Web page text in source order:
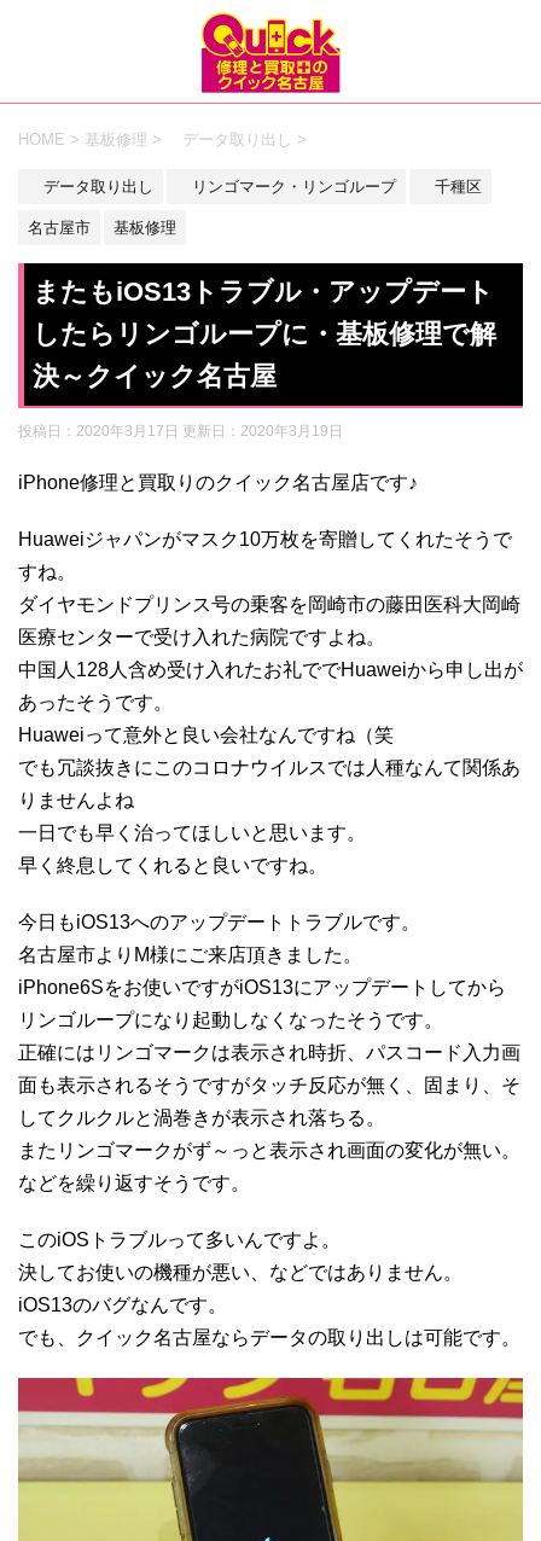
HOME > 基板修理 > データ取り出し >
データ取り出し リンゴマーク・リンゴループ 千種区
名古屋市 基板修理
またもiOS13トラブル・アップデート
したらリンゴループに・基板修理で解
決～クイック名古屋
投稿日：2020年3月17日 更新日： 2020年3月19日
iPhone修理と買取りのクイック名古屋店です♪
Huaweiジャパンがマスク10万枚を寄贈してくれたそうで
すね。
ダイヤモンドプリンス号の乗客を岡崎市の藤田医科大岡崎
医療センターで受け入れた病院ですよね。
中国人128人含め受け入れたお礼ででHuaweiから申し出が
あったそうです。
Huaweiって意外と良い会社なんですね（笑
でも冗談抜きにこのコロナウイルスでは人種なんて関係あ
りませんよね
一日でも早く治ってほしいと思います。
早く終息してくれると良いですね。
今日もiOS13へのアップデートトラブルです。
名古屋市よりM様にご来店頂きました。
iPhone6Sをお使いですがiOS13にアップデートしてから
リンゴループになり起動しなくなったそうです。
正確にはリンゴマークは表示され時折、パスコード入力画
面も表示されるそうですがタッチ反応が無く、固まり、そ
してクルクルと渦巻きが表示され落ちる。
またリンゴマークがず～っと表示され画面の変化が無い。
などを繰り返すそうです。
このiOSトラブルって多いんですよ。
決してお使いの機種が悪い、などではありません。
iOS13のバグなんです。
でも、クイック名古屋ならデータの取り出しは可能です。